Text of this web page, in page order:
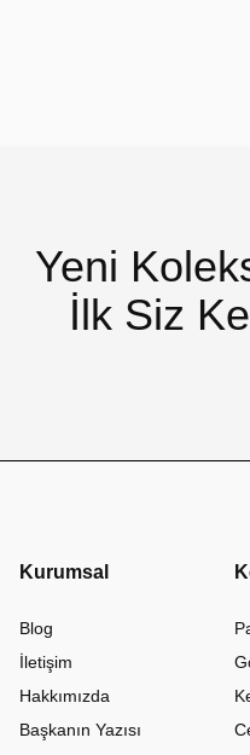
Yeni
İlk Siz
Kurumsal
Blog
İletişim
Hakkımızda
Başkanın Yazısı